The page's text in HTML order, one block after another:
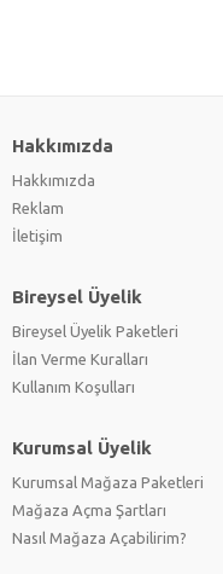
Hakkımızda
Hakkımızda
Reklam
İletişim
Bireysel Üyelik
Bireysel Üyelik Paketleri
İlan Verme Kuralları
Kullanım Koşulları
Kurumsal Üyelik
Kurumsal Mağaza Paketleri
Mağaza Açma Şartları
Nasıl Mağaza Açabilirim?